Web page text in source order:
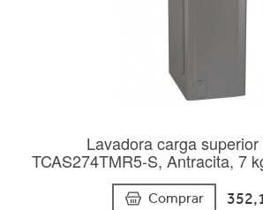
Lavadora carga
TCAS274TMR5-S, Antracita, 7
Comprar